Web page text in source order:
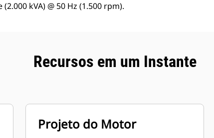
kVA) @ 50 Hz (1.500 rpm).
Recursos em um Instante
Projeto do Motor